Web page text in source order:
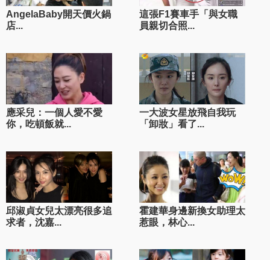
AngelaBaby開天價火鍋
店...
這張F1賽車手「與女職
員親切合照...
應采兒：一個人愛不愛
你，吃頓飯就...
一大波女星放飛自我玩
「卸妝」看了...
邱淑貞女兒太漂亮很多追
求者，沈嘉...
霍建華身邊新換女助理太
惹眼，林心...